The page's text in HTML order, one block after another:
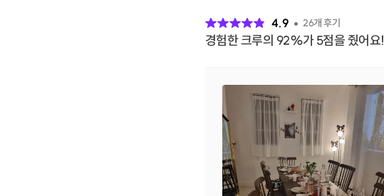
4.9 26개 후기
경험한 크루의 92%가 5점을 줬어요!